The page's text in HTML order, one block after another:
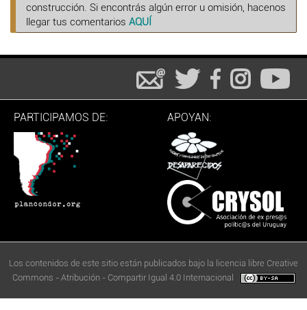
construcción. Si encontrás algún error u omisión, hacenos
llegar tus comentarios AQUÍ
PARTICIPAMOS DE: APOYAN:
Los contenidos de este sitio están publicados bajo la licencia libre Creative
Commons - Atribución - Compartir Igual 4.0 Internacional